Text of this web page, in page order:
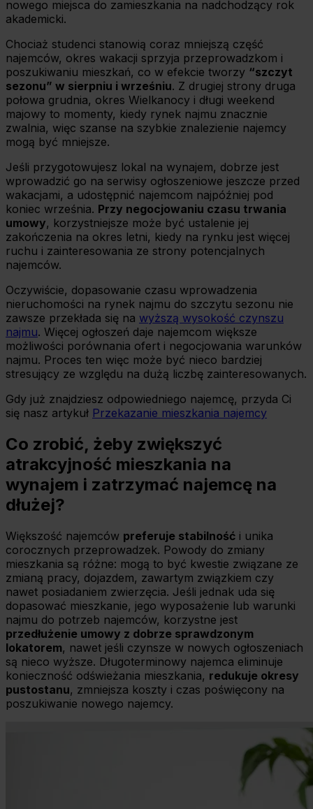
nowego miejsca do zamieszkania na nadchodzący rok
akademicki.
Chociaż studenci stanowią coraz mniejszą część
najemców, okres wakacji sprzyja przeprowadzkom i
poszukiwaniu mieszkań, co w efekcie tworzy “szczyt
sezonu” w sierpniu i wrześniu. Z drugiej strony druga
połowa grudnia, okres Wielkanocy i długi weekend
majowy to momenty, kiedy rynek najmu znacznie
zwalnia, więc szanse na szybkie znalezienie najemcy
mogą być mniejsze.
Jeśli przygotowujesz lokal na wynajem, dobrze jest
wprowadzić go na serwisy ogłoszeniowe jeszcze przed
wakacjami, a udostępnić najemcom najpóźniej pod
koniec września. Przy negocjowaniu czasu trwania
umowy, korzystniejsze może być ustalenie jej
zakończenia na okres letni, kiedy na rynku jest więcej
ruchu i zainteresowania ze strony potencjalnych
najemców.
Oczywiście, dopasowanie czasu wprowadzenia
nieruchomości na rynek najmu do szczytu sezonu nie
zawsze przekłada się na wyższą wysokość czynszu
najmu. Więcej ogłoszeń daje najemcom większe
możliwości porównania ofert i negocjowania warunków
najmu. Proces ten więc może być nieco bardziej
stresujący ze względu na dużą liczbę zainteresowanych.
Gdy już znajdziesz odpowiedniego najemcę, przyda Ci
się nasz artykuł Przekazanie mieszkania najemcy
Co zrobić, żeby zwiększyć
atrakcyjność mieszkania na
wynajem i zatrzymać najemcę na
dłużej?
Większość najemców preferuje stabilność i unika
corocznych przeprowadzek. Powody do zmiany
mieszkania są różne: mogą to być kwestie związane ze
zmianą pracy, dojazdem, zawartym związkiem czy
nawet posiadaniem zwierzęcia. Jeśli jednak uda się
dopasować mieszkanie, jego wyposażenie lub warunki
najmu do potrzeb najemców, korzystne jest
przedłużenie umowy z dobrze sprawdzonym
lokatorem, nawet jeśli czynsze w nowych ogłoszeniach
są nieco wyższe. Długoterminowy najemca eliminuje
konieczność odświeżania mieszkania, redukuje okresy
pustostanu, zmniejsza koszty i czas poświęcony na
poszukiwanie nowego najemcy.